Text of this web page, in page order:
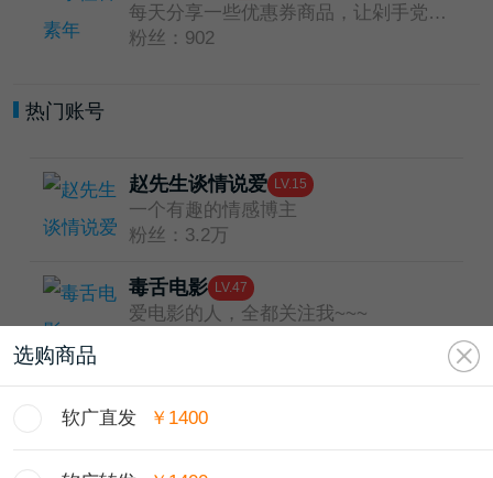
每天分享一些优惠券商品，让剁手党省钱！
粉丝：902
热门账号
赵先生谈情说爱 LV.15
一个有趣的情感博主
粉丝：3.2万
毒舌电影 LV.47
爱电影的人，全都关注我~~~
应景中情话 LV.22
行到水穷处，坐在云起时～
选购商品
软广直发 ￥1400